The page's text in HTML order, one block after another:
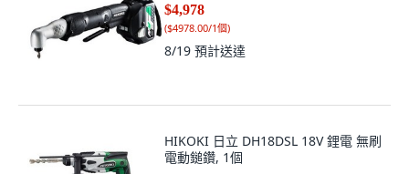
$4,978
($4978.00/1個)
8/19 預計送達
HIKOKI 日立 DH18DSL 18V 鋰電 無刷
電動鎚鑽, 1個